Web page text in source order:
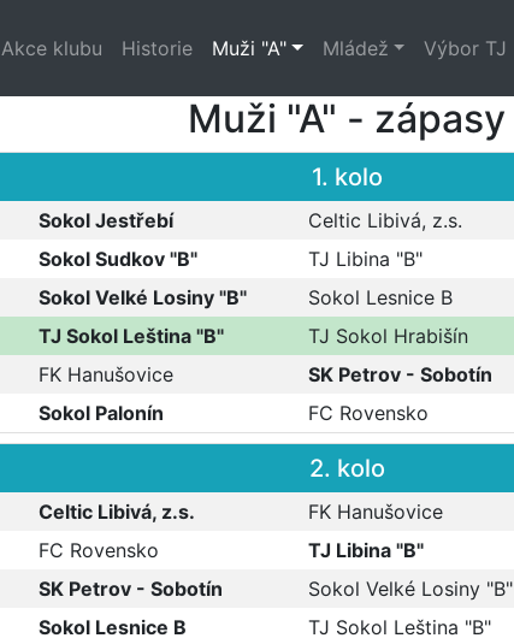
Akce klubu Historie Muži "A" Mládež Výbor TJ
Muži "A" - zápasy
1. kolo
Sokol Jestřebí Celtic Libivá, z.s.
Sokol Sudkov "B" TJ Libina "B"
Sokol Velké Losiny "B" Sokol Lesnice B
TJ Sokol Leština "B" TJ Sokol Hrabišín
FK Hanušovice SK Petrov - Sobotín
Sokol Palonín FC Rovensko
2. kolo
Celtic Libivá, z.s. FK Hanušovice
FC Rovensko TJ Libina "B"
SK Petrov - Sobotín Sokol Velké Losiny "B"
Sokol Lesnice B TJ Sokol Leština "B"